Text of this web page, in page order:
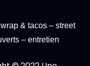
& tacos – street
– entretien